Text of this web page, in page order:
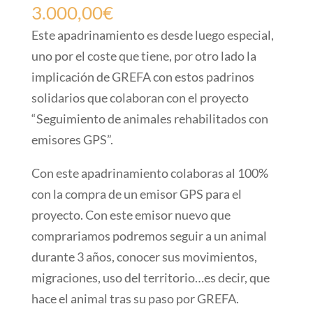
3.000,00€
Este apadrinamiento es desde luego especial,
uno por el coste que tiene, por otro lado la
implicación de GREFA con estos padrinos
solidarios que colaboran con el proyecto
“Seguimiento de animales rehabilitados con
emisores GPS”.
Con este apadrinamiento colaboras al 100%
con la compra de un emisor GPS para el
proyecto. Con este emisor nuevo que
comprariamos podremos seguir a un animal
durante 3 años, conocer sus movimientos,
migraciones, uso del territorio…es decir, que
hace el animal tras su paso por GREFA.